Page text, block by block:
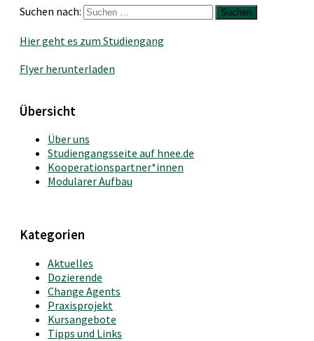
Suchen nach:
Hier geht es zum Studiengang
Flyer herunterladen
Übersicht
Über uns
Studiengangsseite auf hnee.de
Kooperationspartner*innen
Modularer Aufbau
Kategorien
Aktuelles
Dozierende
Change Agents
Praxisprojekt
Kursangebote
Tipps und Links